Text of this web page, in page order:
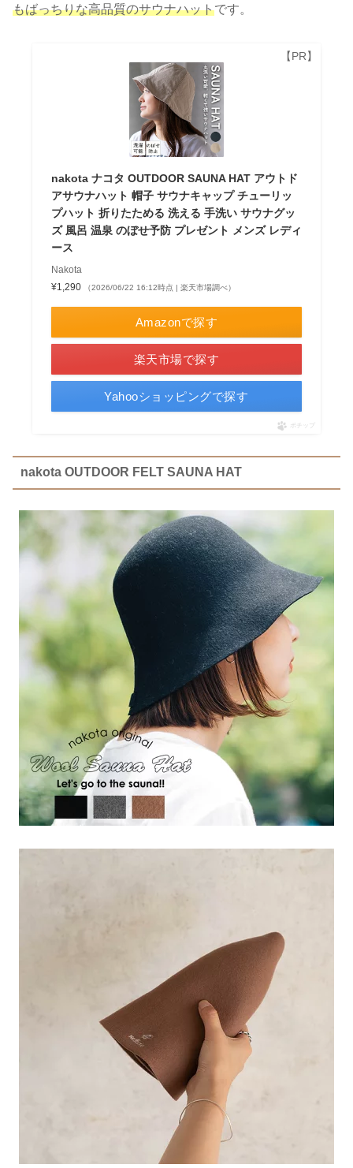
もばっちりな高品質のサウナハットです。
nakota ナコタ OUTDOOR SAUNA HAT アウトド
アサウナハット 帽子 サウナキャップ チューリッ
プハット 折りたためる 洗える 手洗い サウナグッ
ズ 風呂 温泉 のぼせ予防 プレゼント メンズ レディ
ース
Nakota
¥1,290
（2026/06/22 16:12時点 | 楽天市場調べ）
Amazonで探す
楽天市場で探す
Yahooショッピングで探す
ポチップ
nakota OUTDOOR FELT SAUNA HAT